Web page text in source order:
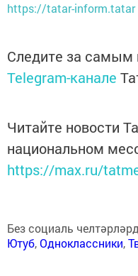
https://tatar-inform.tatar
Следите за
Telegram-канале
Читайте новости
национальном
https://max.ru/
Без социаль
Ютуб,Одноклассники,